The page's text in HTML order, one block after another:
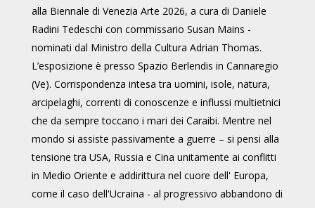
alla Biennale di Venezia Arte 2026, a cura di Daniele
Radini Tedeschi con commissario Susan Mains -
nominati dal Ministro della Cultura Adrian Thomas.
L’esposizione è presso Spazio Berlendis in Cannaregio
(Ve). Corrispondenza intesa tra uomini, isole, natura,
arcipelaghi, correnti di conoscenze e influssi multietnici
che da sempre toccano i mari dei Caraibi. Mentre nel
mondo si assiste passivamente a guerre – si pensi alla
tensione tra USA, Russia e Cina unitamente ai conflitti
in Medio Oriente e addirittura nel cuore dell' Europa,
come il caso dell'Ucraina - al progressivo abbandono di